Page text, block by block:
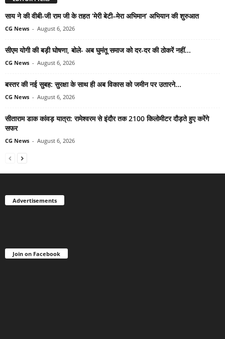
साय ने की वीबी-जी राम जी के तहत ‘मेरी बेटी–मेरा अभिमान’ अभियान की शुरुआत
CG News - August 6, 2026
सीएम योगी की बड़ी घोषणा, बोले- अब घुमंतू समाज को दर-दर की ठोकरें नहीं...
CG News - August 6, 2026
बस्तर की नई सुबह: सुरक्षा के साथ ही अब विकास को जमीन पर उतारने...
CG News - August 6, 2026
सीताराम डाक कांवड़ यात्रा: रामेश्वरम से इंदौर तक 2100 किलोमीटर दौड़ते हुए करेंगे
सफर
CG News - August 6, 2026
Advertisements
Join on Facebook